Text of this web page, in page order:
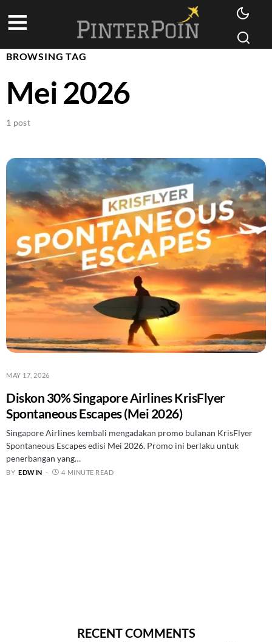
BROWSING TAG
Mei 2026
1 post
MAY 17, 2026
Diskon 30% Singapore Airlines KrisFlyer
Spontaneous Escapes (Mei 2026)
Singapore Airlines kembali mengadakan promo bulanan KrisFlyer
Spontaneous Escapes edisi Mei 2026. Promo ini berlaku untuk
penerbangan yang…
BY EDWIN 4 MINUTE READ
RECENT COMMENTS